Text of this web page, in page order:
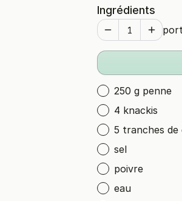
Ingrédients
250 g penne
4 knackis
5 tranches de
sel
poivre
eau